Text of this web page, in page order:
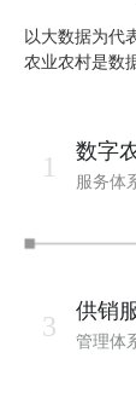
以大数据为代
农业农村是数
1 数字
服务体
3 供销
管理体